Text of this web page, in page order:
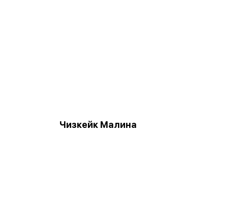
Чизкейк Малина